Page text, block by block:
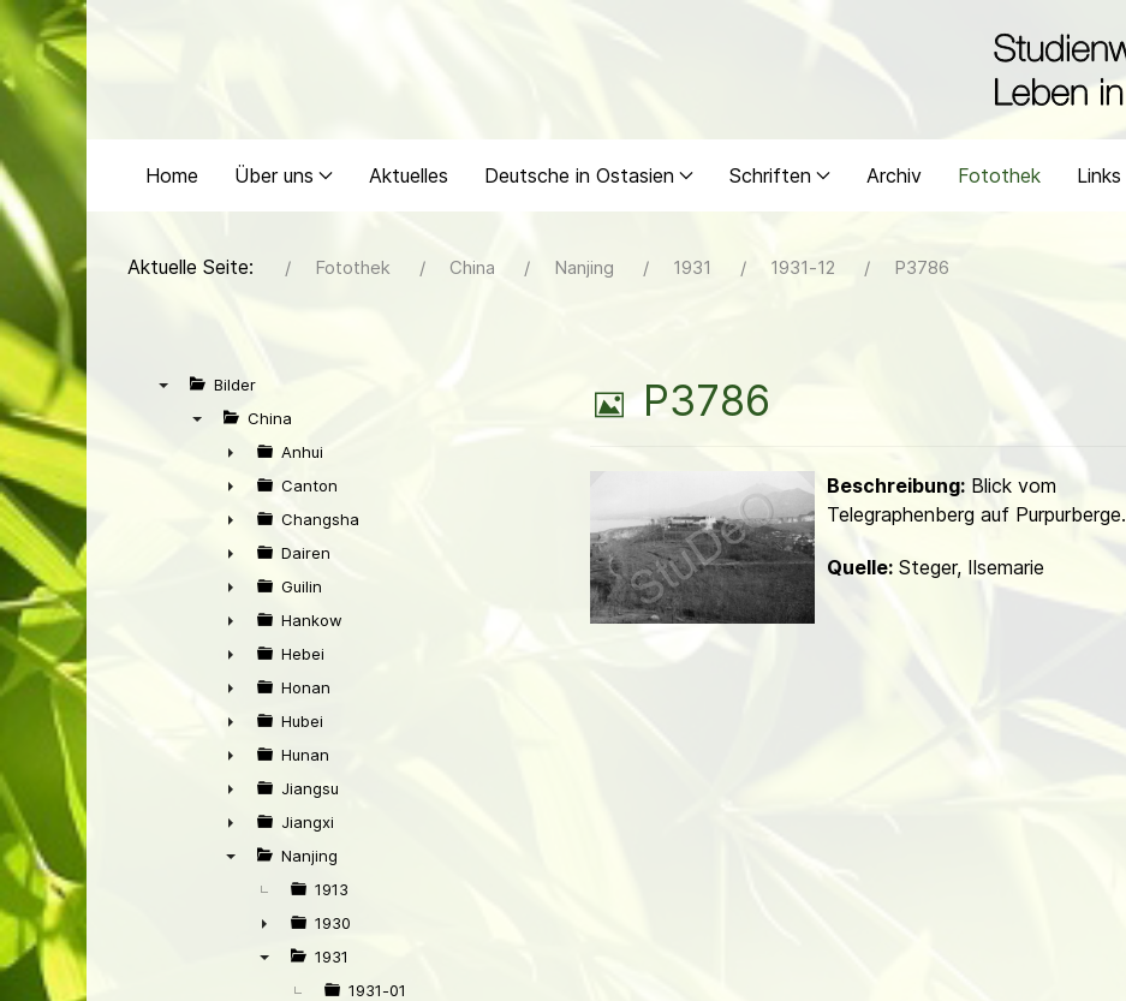
Home Über uns Aktuelles Deutsche in Ostasien Schriften Archiv Fotothek Links
Aktuelle Seite: Fotothek China Nanjing 1931 1931-12 P3786
Bilder
China
►
Anhui
►
Canton
►
Changsha
►
Dairen
►
Guilin
►
Hankow
►
Hebei
►
Honan
►
Hubei
►
Hunan
►
Jiangsu
►
Jiangxi
Nanjing
1913
►
1930
1931
1931-01
B
i
l
d
P3786
Beschreibung:Blick vom
Telegraphenberg auf Purpurberge.
Quelle:Steger, Ilsemarie